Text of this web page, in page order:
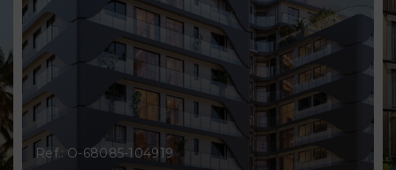
Ref.: O-68085-104919